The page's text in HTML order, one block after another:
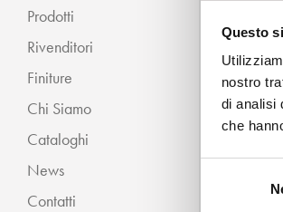
Questo
nostro
di analisi
che
Prodotti
Rivenditori
Finiture
Chi Siamo
Cataloghi
News
Contatti
« INDIETRO